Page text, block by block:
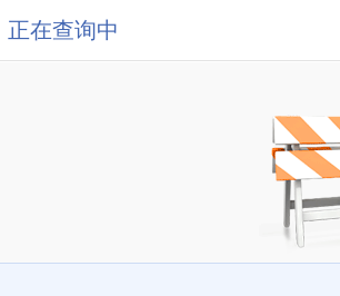
正在查询中